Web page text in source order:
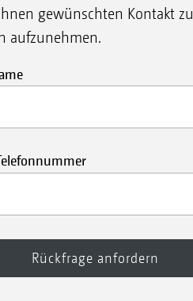
gewünschten Kontakt zu
aufzunehmen.